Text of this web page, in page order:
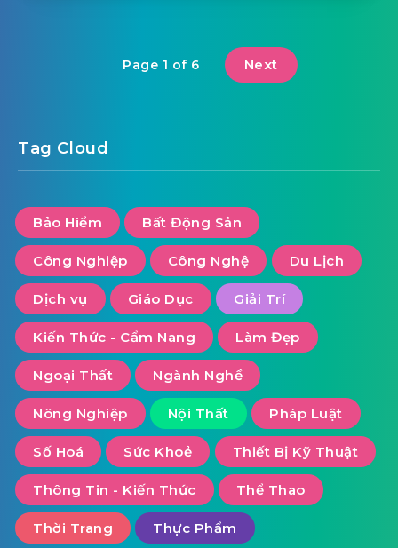
Page 1 of 6 Next
Tag Cloud
Bảo Hiểm Bất Động Sản
Công Nghiệp Công Nghệ Du Lịch
Dịch vụ Giáo Dục Giải Trí
Kiến Thức - Cẩm Nang Làm Đẹp
Ngoại Thất Ngành Nghề
Nông Nghiệp Nội Thất Pháp Luật
Số Hoá Sức Khoẻ Thiết Bị Kỹ Thuật
Thông Tin - Kiến Thức Thể Thao
Thời Trang Thực Phẩm